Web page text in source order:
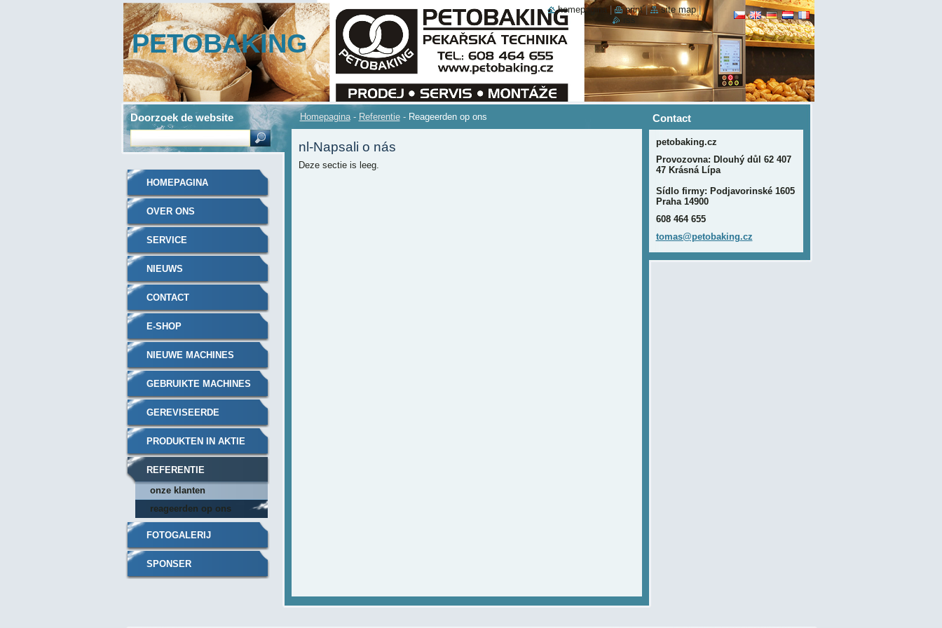
PETOBAKING
Homepagina - Referentie - Reageerden op ons
nl-Napsali o nás
Deze sectie is leeg.
HOMEPAGINA
OVER ONS
SERVICE
NIEUWS
CONTACT
E-SHOP
NIEUWE MACHINES
GEBRUIKTE MACHINES
GEREVISEERDE
MACHINES
PRODUKTEN IN AKTIE
REFERENTIE
onze klanten
reageerden op ons
FOTOGALERIJ
SPONSER
Contact
petobaking.cz
Provozovna: Dlouhý důl 62 407
47 Krásná Lípa
Sídlo firmy: Podjavorinské 1605
Praha 14900
608 464 655
tomas@petobaking.cz
Doorzoek de website
homepagina print | site map |
rss